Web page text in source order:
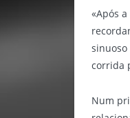
«Após
corrida
Num